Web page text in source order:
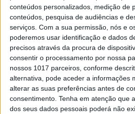
conteúdos personalizados, medição de
conteúdos, pesquisa de audiências e
serviços. Com a sua permissão, nós e
poderemos usar identificação e dados
precisos através da procura de
consentir o processamento por nossa
nossos 1017 parceiros, conforme
alternativa, pode aceder a informações
alterar as suas preferências antes de
consentimento. Tenha em atenção que
dos seus dados pessoais poderá não
EDITORIAL
Que País
Editorial de Rui
Guedes